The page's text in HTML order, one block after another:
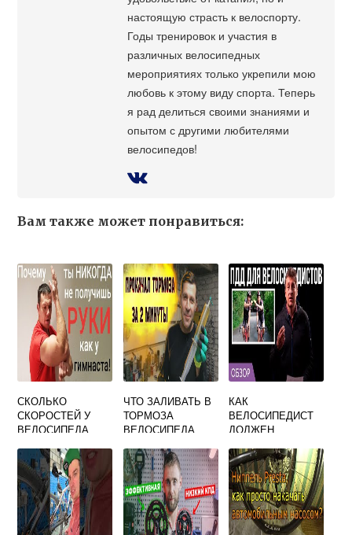
настоящую страсть к велоспорту.
Годы тренировок и участия в
различных велосипедных
мероприятиях только укрепили мою
любовь к этому виду спорта. Теперь
я рад делиться своими знаниями и
опытом с другими любителями
велосипедов!
Вам также может понравиться:
СКОЛЬКО
СКОРОСТЕЙ У
ВЕЛОСИПЕДА
ЧТО ЗАЛИВАТЬ В
ТОРМОЗА
ВЕЛОСИПЕДА
Е
КАК
ВЕЛОСИПЕДИСТ
ДОЛЖЕН
ДРУГИХ
УЧАСТНИКОВ
ДВИЖЕНИЯ О
НАМЕРЕНИИ
ОСТАНОВИТЬСЯ